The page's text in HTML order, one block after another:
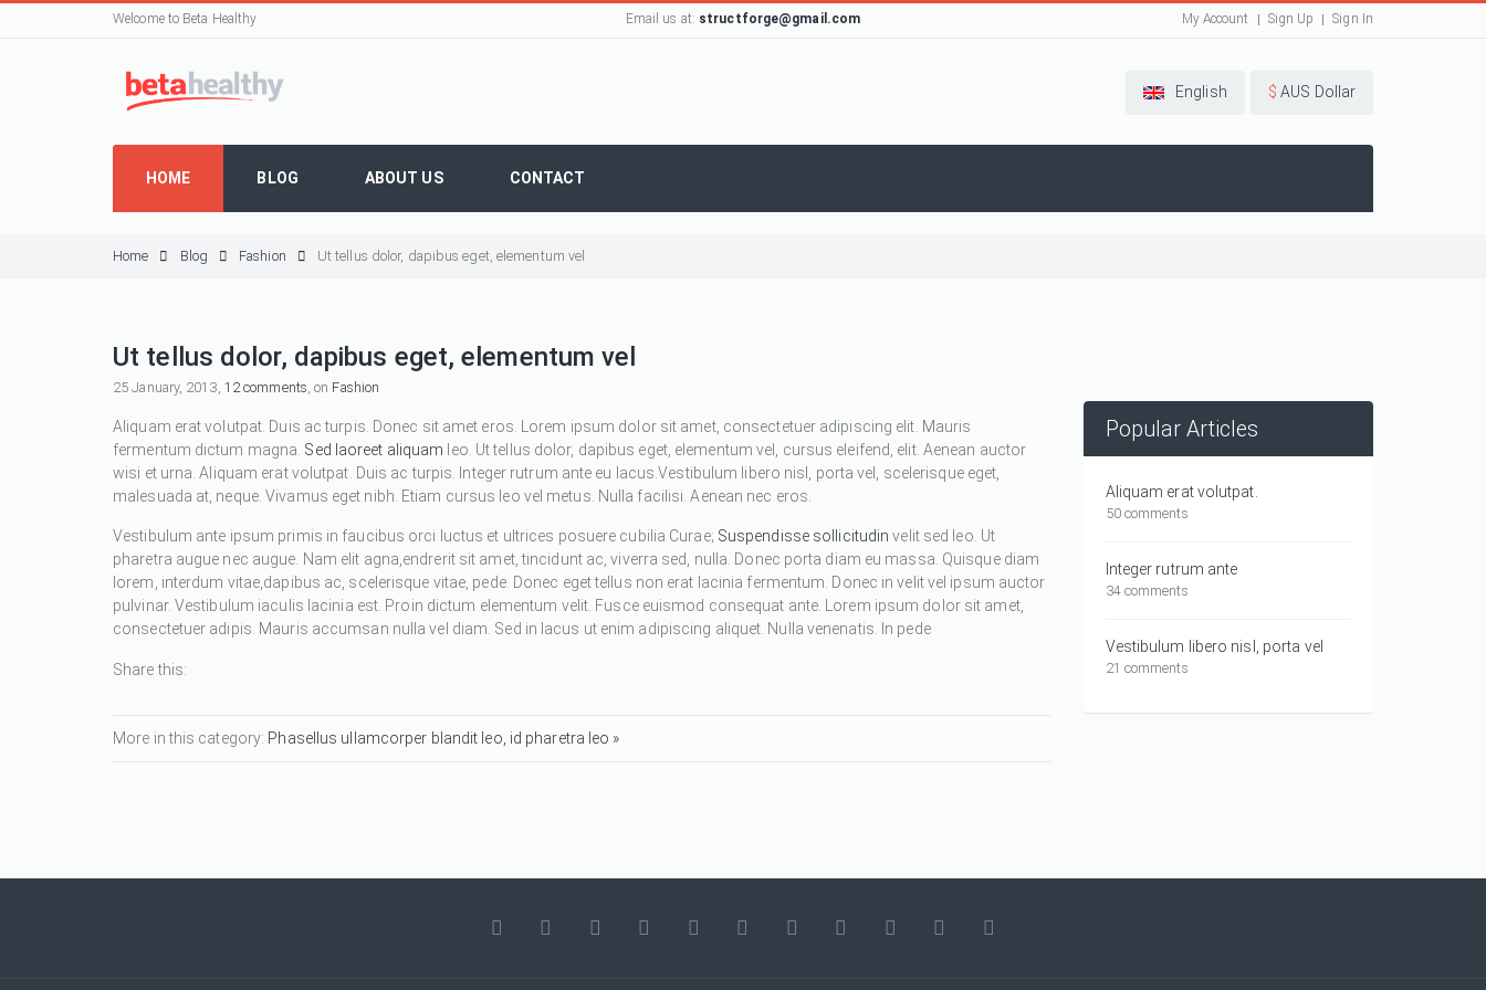
Welcome to Beta Healthy Email us at: structforge@gmail.com My Account Sign Up Sign In
English $ AUS Dollar
HOME BLOG ABOUT US CONTACT
Home Blog Fashion Ut tellus dolor, dapibus eget, elementum vel
Ut tellus dolor, dapibus eget, elementum vel
25 January, 2013, 12 comments, on Fashion
Aliquam erat volutpat. Duis ac turpis. Donec sit amet eros. Lorem ipsum dolor sit amet, consectetuer adipiscing elit. Mauris
fermentum dictum magna. Sed laoreet aliquam leo. Ut tellus dolor, dapibus eget, elementum vel, cursus eleifend, elit. Aenean auctor
wisi et urna. Aliquam erat volutpat. Duis ac turpis. Integer rutrum ante eu lacus.Vestibulum libero nisl, porta vel, scelerisque eget,
malesuada at, neque. Vivamus eget nibh. Etiam cursus leo vel metus. Nulla facilisi. Aenean nec eros.
Vestibulum ante ipsum primis in faucibus orci luctus et ultrices posuere cubilia Curae; Suspendisse sollicitudin velit sed leo. Ut
pharetra augue nec augue. Nam elit agna,endrerit sit amet, tincidunt ac, viverra sed, nulla. Donec porta diam eu massa. Quisque diam
lorem, interdum vitae,dapibus ac, scelerisque vitae, pede. Donec eget tellus non erat lacinia fermentum. Donec in velit vel ipsum auctor
pulvinar. Vestibulum iaculis lacinia est. Proin dictum elementum velit. Fusce euismod consequat ante. Lorem ipsum dolor sit amet,
consectetuer adipis. Mauris accumsan nulla vel diam. Sed in lacus ut enim adipiscing aliquet. Nulla venenatis. In pede
Share this:
More in this category: Phasellus ullamcorper blandit leo, id pharetra leo »
Popular Articles
Aliquam erat volutpat.
50 comments
Integer rutrum ante
34 comments
Vestibulum libero nisl, porta vel
21 comments